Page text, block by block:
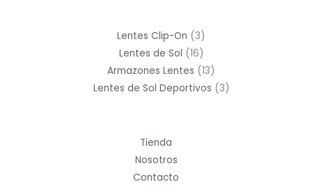
Lentes Clip-On 33
productos
Lentes de Sol 1616
productos
Armazones Lentes 1313
productos
Lentes de Sol Deportivos 33
Tienda
Nosotros
Contacto